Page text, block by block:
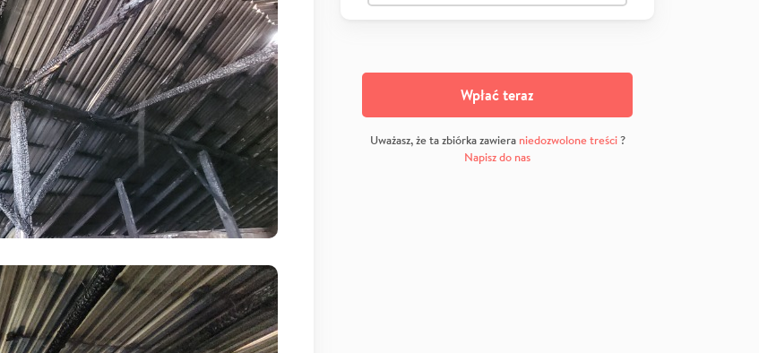
Wpłać teraz
Uważasz, że ta zbiórka zawiera niedozwolone treści?
Napisz do nas